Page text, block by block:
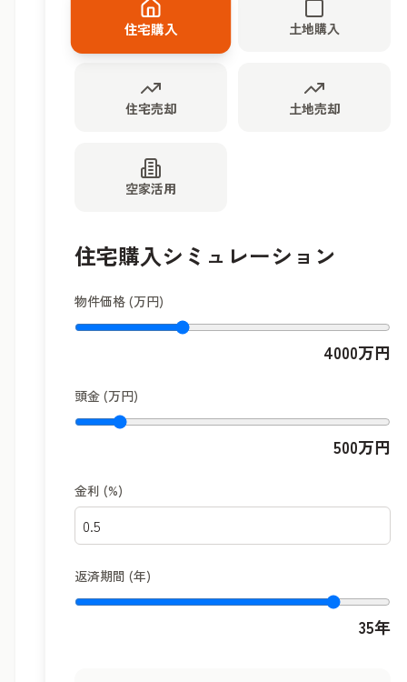
住宅購入 土地購入
住宅売却 土地売却
空家活用
住宅購入シミュレーション
物件価格 (万円)
4000万円
頭金 (万円)
500万円
金利 (%)
返済期間 (年)
35年